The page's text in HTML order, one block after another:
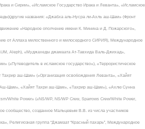
и Сирии», «Исламское Государство Ирака и Леванта», «Исламское
названия: «Джабха аль-Нусра ли-Ахль аш-Шам» (Фронт
«Народное ополчение имени К. Минина и Д. Пожарского»,
от Аллаха милоственного и милосердного СИРИЯ), Международное
Aleph), «Муджахеды джамаата Ат-Тавхида Валь-Джихад»,
(«Путеводитель в исламское государство»), «Террористическое
аш-Шам» («Организация освобождения Леванта», «Хайят
Шам», «Хайят Тахри аш-Шам», «Тахрир аш-Шам»), «Ахлю Сунна
White Power» («NS/WP, NS/WP Crew, Sparrows Crew/White Power,
сообщество, созданное Мальцевым В.В. из числа участников
Религиозная группа “Джамаат “Красный пахарь”, Международное